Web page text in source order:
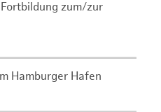
zum/zur
Hamburger Hafen